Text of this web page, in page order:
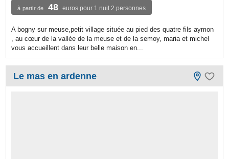
à partir de 48 euros pour 1 nuit 2 personnes
A bogny sur meuse,petit village située au pied des quatre fils aymon
, au cœur de la vallée de la meuse et de la semoy, maria et michel
vous accueillent dans leur belle maison en...
Le mas en ardenne